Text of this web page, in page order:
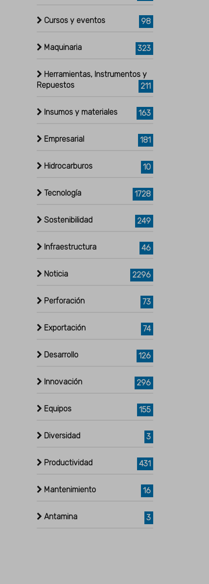
Cursos y eventos 98
Maquinaria 323
Herramientas, Instrumentos y
Repuestos
211
Insumos y materiales 163
Empresarial 181
Hidrocarburos 10
Tecnología 1728
Sostenibilidad 249
Infraestructura 46
Noticia 2296
Perforación 73
Exportación 74
Desarrollo 126
Innovación 296
Equipos 155
Diversidad 3
Productividad 431
Mantenimiento 16
Antamina 3